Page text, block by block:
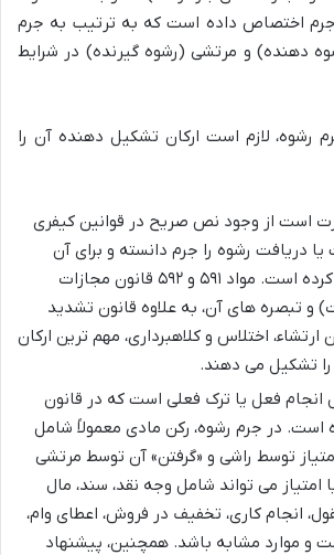
به این جرم اختصاص داده است که به ترتیب به جرم
دهنده) و مرتشی (رشوه گیرنده) در شرایط
رشوه، لازم است ارکان تشکیل دهنده آن را
است از وجود نص صریح در قوانین کیفری
دریافت رشوه را جرم دانسته و برای آن
مجازات تعیین کرده است. مواد ۵۹۱ و ۵۹۲ قانون مجازات
و تبصره های آن، به علاوه قانون تشدید
ارتشاء، اختلاس و کلاهبرداری، مهم ترین ارکان
را تشکیل می دهند.
انجام فعل یا ترک فعلی است که در قانون
است. در جرم رشوه، رکن مادی معمولاً شامل
توسط راشی و «گرفتن» آن توسط مرتشی
امتیاز می تواند شامل وجه نقد، سند، مال
انجام کاری، تخفیف در فروش، اعطای وام،
و موارد مشابه باشد. همچنین، پیشنهاد